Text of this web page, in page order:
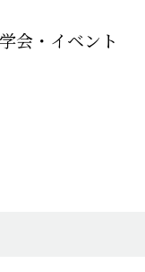
会・イベント